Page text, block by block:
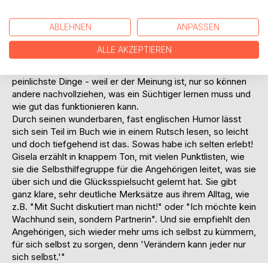
seiner Therapie, von der er ja im "Suchtbericht" erzählt, die
Gruppenleitung übernommen.
Der Alltag einer Selbsthilfegruppe wird erzählt, und was er
über sich selbst in Bezug auf seine Sucht gelernt hat. Kai
peinlichste Dinge - weil er der Meinung ist, nur so können
andere nachvollziehen, was ein Süchtiger lernen muss und
wie gut das funktionieren kann.
Durch seinen wunderbaren, fast englischen Humor lässt
sich sein Teil im Buch wie in einem Rutsch lesen, so leicht
und doch tiefgehend ist das. Sowas habe ich selten erlebt!
Gisela erzählt in knappem Ton, mit vielen Punktlisten, wie
sie die Selbsthilfegruppe für die Angehörigen leitet, was sie
über sich und die Glücksspielsucht gelernt hat. Sie gibt
ganz klare, sehr deutliche Merksätze aus ihrem Alltag, wie
z.B. "Mit Sucht diskutiert man nicht!" oder "Ich möchte kein
Wachhund sein, sondern Partnerin". Und sie empfiehlt den
Angehörigen, sich wieder mehr ums ich selbst zu kümmern,
für sich selbst zu sorgen, denn 'Verändern kann jeder nur
sich selbst.'"
ABLEHNEN ANPASSEN
ALLE AKZEPTIEREN